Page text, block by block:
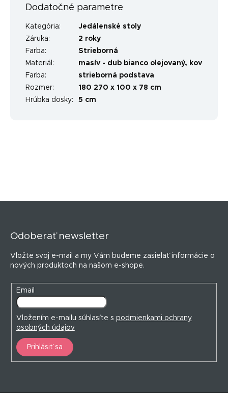
Dodatočné parametre
Kategória:
Jedálenské stoly
Záruka:
2 roky
Farba:
Strieborná
Materiál :
masív - dub bianco olejovaný, kov
Farba:
strieborná podstava
Rozmer:
180 270 x 100 x 78 cm
Hrúbka dosky: 5 cm
Odoberať newsletter
Vložte svoj e-mail a my Vám budeme zasielať informácie o
nových produktoch na našom e-shope.
Email
Vložením e-mailu súhlasíte s podmienkami ochrany
osobných údajov
Prihlásiť sa